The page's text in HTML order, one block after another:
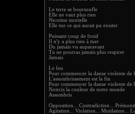
Le terre se boursoufle
Elle ne vaut plus rien
Nicotine mortelle
Elle tue ce qui aurait pu exister
Puissant coup de froid
Il n'y a plus rien à tuer
Du jamais vu auparavant
Tu ne pourras jamais plus respirer
Jamais
Le feu
Pour commencer la danse violente de
L'assombrissement est la fin
Pour commencer la danse violente de
Noircis la couleur de notre monde
Assombris
Opposition... Contradiction...
Agitation... Violation... Mutilation...